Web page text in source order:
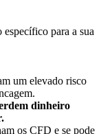
para a sua
um elevado risco
dinheiro
os CFD e se pode